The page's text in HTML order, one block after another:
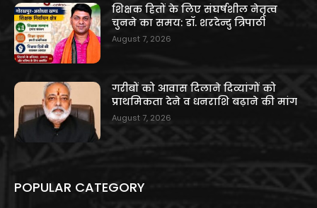
शिक्षक हितों के लिए संघर्षशील नेतृत्व
चुनने का समय: डॉ. शरदेन्दु त्रिपाठी
August 7, 2026
गरीबों को आवास दिलाने दिव्यांगों को
प्राथमिकता देने व धनराशि बढ़ाने की मांग
August 7, 2026
POPULAR CATEGORY